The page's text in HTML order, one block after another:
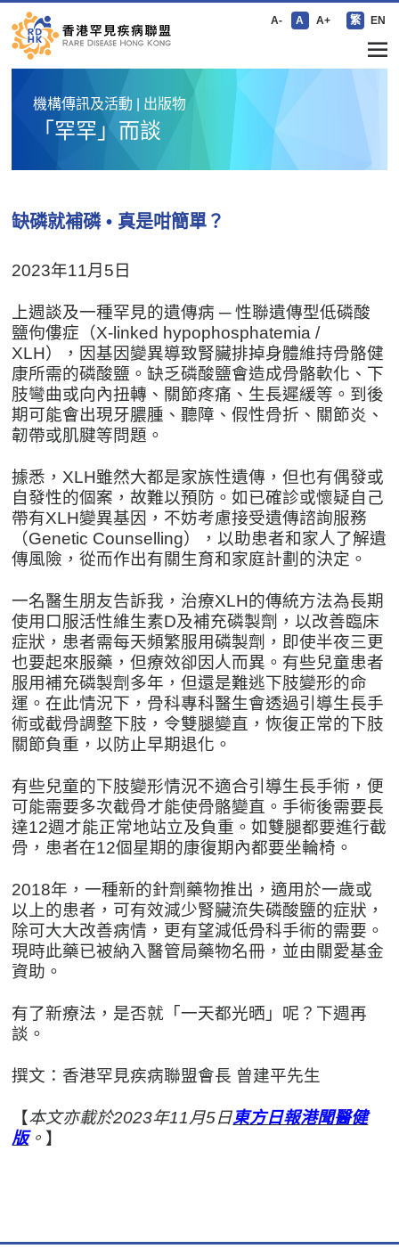
A- A A+ 繁 EN
機構傳訊及活動 | 出版物
「罕罕」而談
缺磷就補磷 • 真是咁簡單？
2023年11月5日
上週談及一種罕見的遺傳病 ─ 性聯遺傳型低磷酸
鹽佝僂症（X-linked hypophosphatemia /
XLH），因基因變異導致腎臟排掉身體維持骨骼健
康所需的磷酸鹽。缺乏磷酸鹽會造成骨骼軟化、下
肢彎曲或向內扭轉、關節疼痛、生長遲緩等。到後
期可能會出現牙膿腫、聽障、假性骨折、關節炎、
韌帶或肌腱等問題。
據悉，XLH雖然大都是家族性遺傳，但也有偶發或
自發性的個案，故難以預防。如已確診或懷疑自己
帶有XLH變異基因，不妨考慮接受遺傳諮詢服務
（Genetic Counselling），以助患者和家人了解遺
傳風險，從而作出有關生育和家庭計劃的決定。
一名醫生朋友告訴我，治療XLH的傳統方法為長期
使用口服活性維生素D及補充磷製劑，以改善臨床
症狀，患者需每天頻繁服用磷製劑，即使半夜三更
也要起來服藥，但療效卻因人而異。有些兒童患者
服用補充磷製劑多年，但還是難逃下肢變形的命
運。在此情況下，骨科專科醫生會透過引導生長手
術或截骨調整下肢，令雙腿變直，恢復正常的下肢
關節負重，以防止早期退化。
有些兒童的下肢變形情況不適合引導生長手術，便
可能需要多次截骨才能使骨骼變直。手術後需要長
達12週才能正常地站立及負重。如雙腿都要進行截
骨，患者在12個星期的康復期內都要坐輪椅。
2018年，一種新的針劑藥物推出，適用於一歲或
以上的患者，可有效減少腎臟流失磷酸鹽的症狀，
除可大大改善病情，更有望減低骨科手術的需要。
現時此藥已被納入醫管局藥物名冊，並由關愛基金
資助。
有了新療法，是否就「一天都光晒」呢？下週再
談。
撰文：香港罕見疾病聯盟會長 曾建平先生
【本文亦載於2023年11月5日東方日報港聞醫健
版。 】